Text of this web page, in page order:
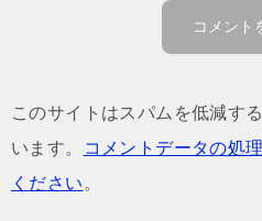
このサイトはスパムを低減す
います。
コメントデータの処
ください。